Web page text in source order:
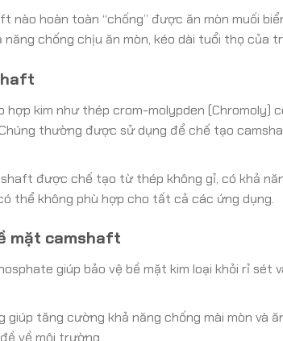
nào hoàn toàn “chống” được ăn mòn muối
chống chịu ăn mòn, kéo dài tuổi thọ của
hợp kim như thép crom-molypden (Chromoly)
thường được sử dụng để chế tạo
được chế tạo từ thép không gỉ, có khả
thể không phù hợp cho tất cả các ứng dụng.
mặt camshaft
giúp bảo vệ bề mặt kim loại khỏi rỉ sét
giúp tăng cường khả năng chống mài mòn và
về môi trường.